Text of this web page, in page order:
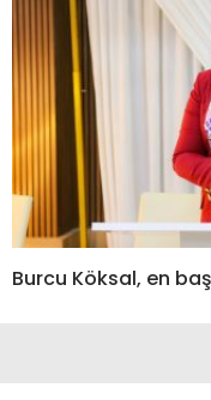
Burcu Köksal, en